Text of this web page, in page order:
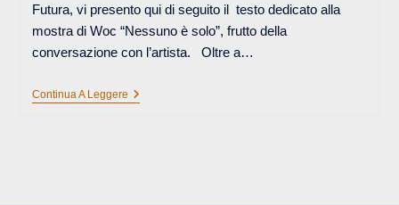
Futura, vi presento qui di seguito il testo dedicato alla
mostra di Woc “Nessuno è solo”, frutto della
conversazione con l’artista. Oltre a…
Continua A LeggereNESSUNO